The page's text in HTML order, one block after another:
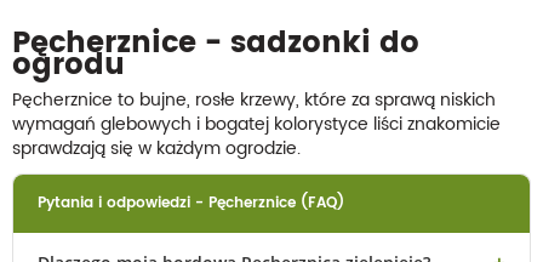
Pęcherznice - sadzonki do
ogrodu
Pęcherznice to bujne, rosłe krzewy, które za sprawą niskich
wymagań glebowych i bogatej kolorystyce liści znakomicie
sprawdzają się w każdym ogrodzie.
Pytania i odpowiedzi - Pęcherznice (FAQ)